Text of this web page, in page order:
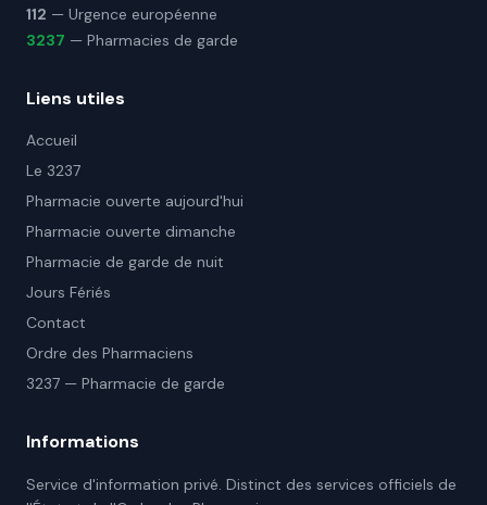
112 — Urgence européenne
3237 — Pharmacies de garde
Liens utiles
Accueil
Le 3237
Pharmacie ouverte aujourd'hui
Pharmacie ouverte dimanche
Pharmacie de garde de nuit
Jours Fériés
Contact
Ordre des Pharmaciens
3237 — Pharmacie de garde
Informations
Service d'information privé. Distinct des services officiels de